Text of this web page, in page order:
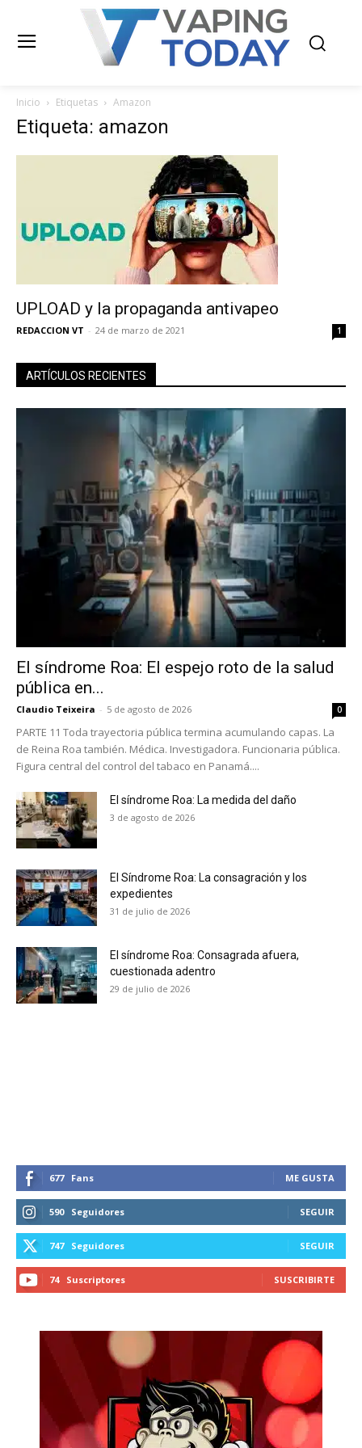
No te pierdas de las
Inicio Etiquetas Amazon
Etiqueta: amazon
UPLOAD y la propaganda antivapeo
REDACCION VT - 24 de marzo de 2021 1
ARTÍCULOS RECIENTES
El síndrome Roa: El espejo roto de la salud
pública en...
Claudio Teixeira - 5 de agosto de 2026 0
PARTE 11 Toda trayectoria pública termina acumulando capas. La
de Reina Roa también. Médica. Investigadora. Funcionaria pública.
Figura central del control del tabaco en Panamá....
El síndrome Roa: La medida del daño
3 de agosto de 2026
El Síndrome Roa: La consagración y los
expedientes
31 de julio de 2026
El síndrome Roa: Consagrada afuera,
cuestionada adentro
29 de julio de 2026
677 Fans ME GUSTA
590 Seguidores SEGUIR
747 Seguidores SEGUIR
74 Suscriptores SUSCRIBIRTE